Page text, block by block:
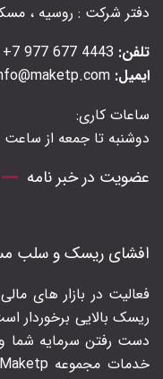
دفتر شرکت : روسیه ،
تلفن:
ایمیل:
ساعات کاری:
دوشنبه تا جمعه از ساعت 9 تا 17
عضویت در خبر نامه
افشای ریسک و سلب
فعالیت در بازار های
ریسک بالایی برخوردار
دست رفتن سرمایه شما